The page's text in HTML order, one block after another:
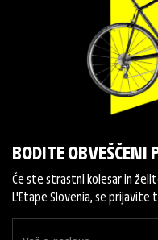
BODITE OBVEŠČENI
Če ste strastni kolesar in
L'Etape Slovenia, se prijavite